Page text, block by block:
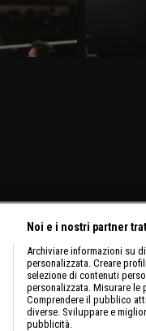
16 marzo,
Lee mette in
contro
presenza di
Nella puntata
su discovery+,
Rusev.
per il Titolo
Noi e i nostri partner
Archiviare informazioni su
personalizzata. Creare
selezione di contenuti
personalizzata. Misurare le
Comprendere il pubblico
diverse. Sviluppare e
pubblicità.